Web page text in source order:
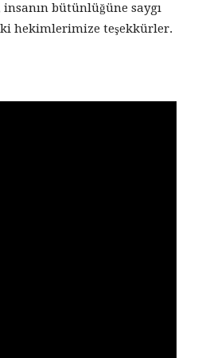
insanın bütünlüğüne saygı
hekimlerimize teşekkürler.